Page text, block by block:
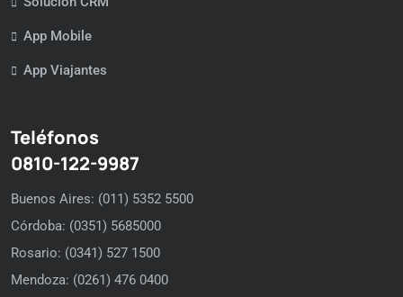
App Mobile
App Viajantes
Teléfonos
0810-122-9987
Buenos Aires: (011) 5352 5500
Córdoba: (0351) 5685000
Rosario: (0341) 527 1500
Mendoza: (0261) 476 0400